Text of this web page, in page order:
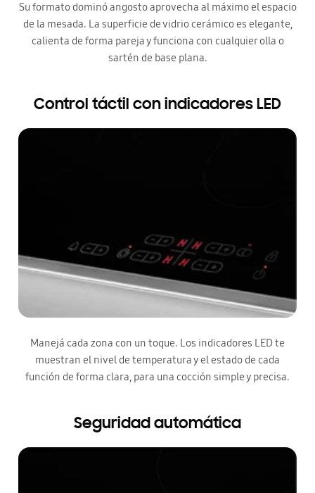
Su formato dominó angosto aprovecha al máximo el espacio
de la mesada. La superficie de vidrio cerámico es elegante,
calienta de forma pareja y funciona con cualquier olla o
sartén de base plana.
Control táctil con indicadores LED
Manejá cada zona con un toque. Los indicadores LED te
muestran el nivel de temperatura y el estado de cada
función de forma clara, para una cocción simple y precisa.
Seguridad automática